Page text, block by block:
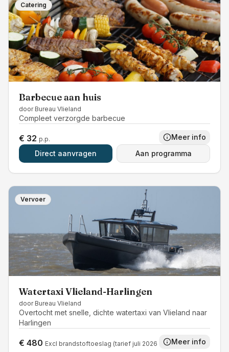
Catering
Barbecue aan huis
door Bureau Vlieland
Compleet verzorgde barbecue
€ 32 p.p.
Meer info
Direct aanvragen
Aan programma
Vervoer
Watertaxi Vlieland-Harlingen
door Bureau Vlieland
Overtocht met snelle, dichte watertaxi van Vlieland naar
Harlingen
€ 480 Excl brandstoftoeslag (tarief juli 2026 Meer info